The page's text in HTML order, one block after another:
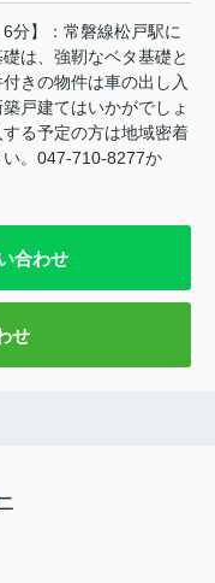
分】：常磐線松戸駅に
は、強靭なベタ基礎と
きの物件は車の出し入
戸建てはいかがでしょ
る予定の方は地域密着
。047-710-8277か
合わせ
せ